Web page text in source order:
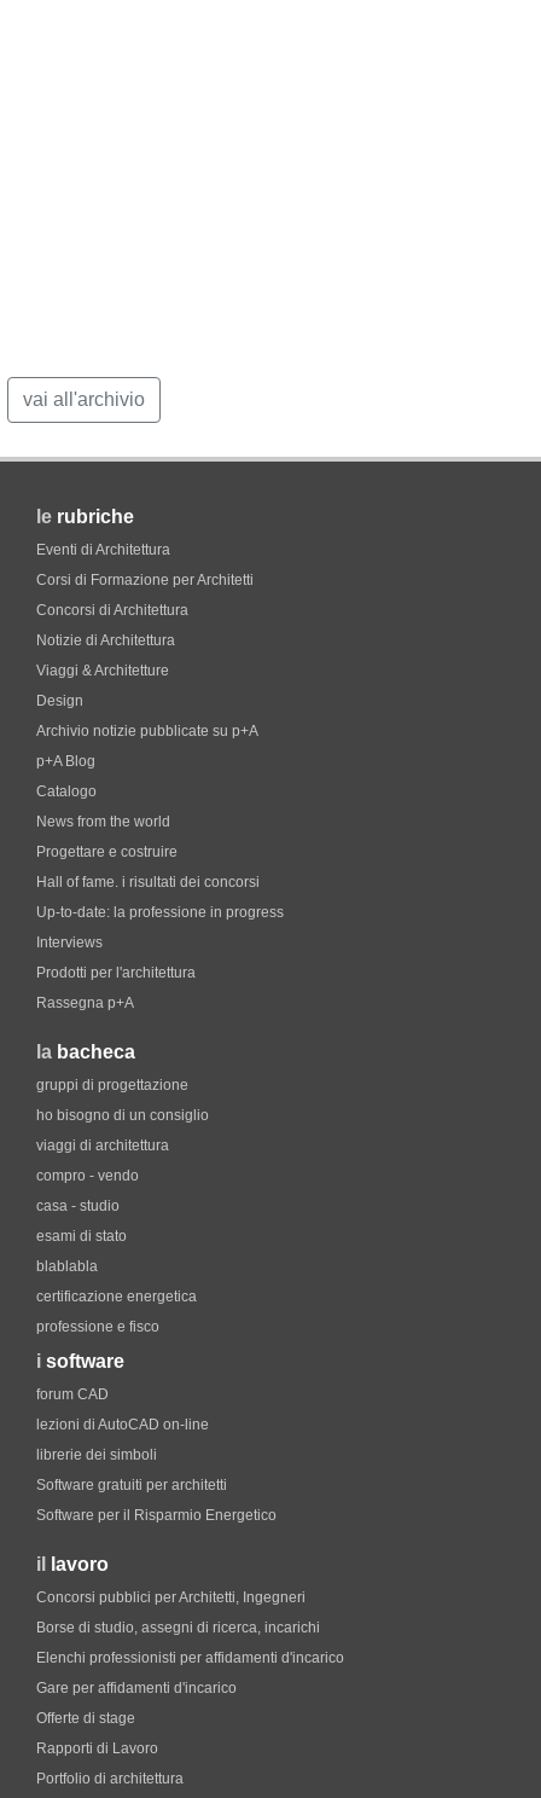
vai all'archivio
le rubriche
Eventi di Architettura
Corsi di Formazione per Architetti
Concorsi di Architettura
Notizie di Architettura
Viaggi & Architetture
Design
Archivio notizie pubblicate su p+A
p+A Blog
Catalogo
News from the world
Progettare e costruire
Hall of fame. i risultati dei concorsi
Up-to-date: la professione in progress
Interviews
Prodotti per l'architettura
Rassegna p+A
la bacheca
gruppi di progettazione
ho bisogno di un consiglio
viaggi di architettura
compro - vendo
casa - studio
esami di stato
blablabla
certificazione energetica
professione e fisco
i software
forum CAD
lezioni di AutoCAD on-line
librerie dei simboli
Software gratuiti per architetti
Software per il Risparmio Energetico
il lavoro
Concorsi pubblici per Architetti, Ingegneri
Borse di studio, assegni di ricerca, incarichi
Elenchi professionisti per affidamenti d'incarico
Gare per affidamenti d'incarico
Offerte di stage
Rapporti di Lavoro
Portfolio di architettura